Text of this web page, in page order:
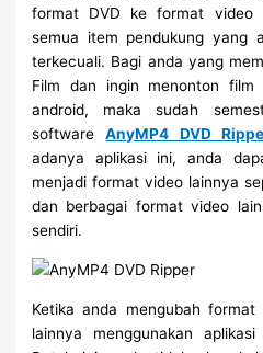
format DVD ke format video
semua item pendukung yang
terkecuali. Bagi anda yang
Film dan ingin menonton
android, maka sudah
softwareAnyMP4 DVD
adanya aplikasi ini, anda
menjadi format video lainnya
dan berbagai format video
sendiri.
Ketika anda mengubah
lainnya menggunakan